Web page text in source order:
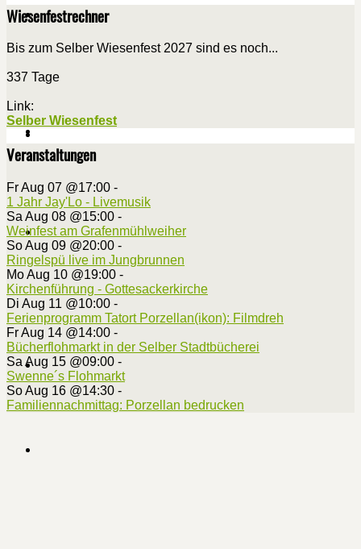
Wiesenfestrechner
Bis zum Selber Wiesenfest 2027 sind es noch...
337 Tage
Link:
Selber Wiesenfest
Veranstaltungen
Fr Aug 07 @17:00 -
1 Jahr Jay'Lo - Livemusik
Sa Aug 08 @15:00 -
Weinfest am Grafenmühlweiher
So Aug 09 @20:00 -
Ringelspü live im Jungbrunnen
Mo Aug 10 @19:00 -
Kirchenführung - Gottesackerkirche
Di Aug 11 @10:00 -
Ferienprogramm Tatort Porzellan(ikon): Filmdreh
Fr Aug 14 @14:00 -
Bücherflohmarkt in der Selber Stadtbücherei
Sa Aug 15 @09:00 -
Swenne´s Flohmarkt
So Aug 16 @14:30 -
Familiennachmittag: Porzellan bedrucken